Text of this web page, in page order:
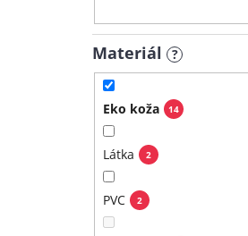
Materiál ?
Eko koža 14
Látka 2
PVC 2